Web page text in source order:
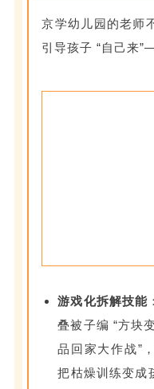
京学幼儿园的老师
引导孩子 “自己来
游戏化拆解技能
叠被子编 “方块
品回家大作战”
把枯燥训练变成